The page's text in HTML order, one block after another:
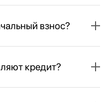
взнос?
кредит?